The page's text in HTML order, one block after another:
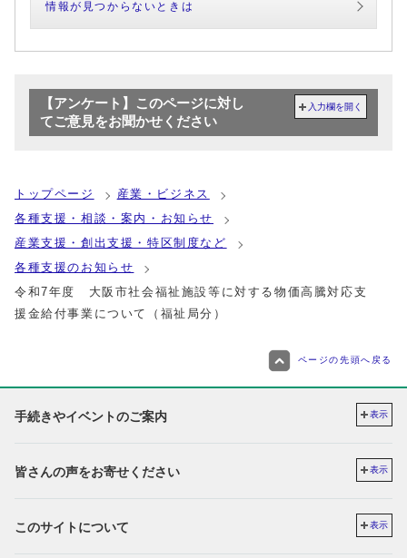
情報が見つからないときは
【アンケート】このページに対し
てご意見をお聞かせください
入力欄を開く
トップページ
産業・ビジネス
各種支援・相談・案内・お知らせ
産業支援・創出支援・特区制度など
各種支援のお知らせ
令和7年度 大阪市社会福祉施設等に対する物価高騰対応支
援金給付事業について（福祉局分）
ページの先頭へ戻る
手続きやイベントのご案内 表示
皆さんの声をお寄せください 表示
このサイトについて 表示